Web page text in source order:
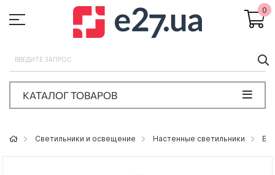
0
КАТАЛОГ ТОВАРОВ
Светильники и освещение Настенные светильники